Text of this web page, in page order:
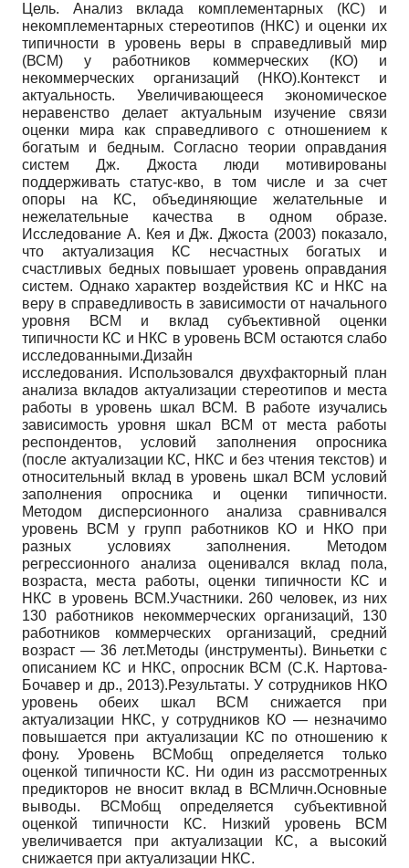
Цель. Анализ вклада комплементарных (КС) и
некомплементарных стереотипов (НКС) и оценки их
типичности в уровень веры в справедливый мир
(ВСМ) у работников коммерческих (КО) и
некоммерческих организаций (НКО).Контекст и
актуальность. Увеличивающееся экономическое
неравенство делает актуальным изучение связи
оценки мира как справедливого с отношением к
богатым и бедным. Согласно теории оправдания
систем Дж. Джоста люди мотивированы
поддерживать статус-кво, в том числе и за счет
опоры на КС, объединяющие желательные и
нежелательные качества в одном образе.
Исследование А. Кея и Дж. Джоста (2003) показало,
что актуализация КС несчастных богатых и
счастливых бедных повышает уровень оправдания
систем. Однако характер воздействия КС и НКС на
веру в справедливость в зависимости от начального
уровня ВСМ и вклад субъективной оценки
типичности КС и НКС в уровень ВСМ остаются слабо
исследованными.Дизайн
исследования. Использовался двухфакторный план
анализа вкладов актуализации стереотипов и места
работы в уровень шкал ВСМ. В работе изучались
зависимость уровня шкал ВСМ от места работы
респондентов, условий заполнения опросника
(после актуализации КС, НКС и без чтения текстов) и
относительный вклад в уровень шкал ВСМ условий
заполнения опросника и оценки типичности.
Методом дисперсионного анализа сравнивался
уровень ВСМ у групп работников КО и НКО при
разных условиях заполнения. Методом
регрессионного анализа оценивался вклад пола,
возраста, места работы, оценки типичности КС и
НКС в уровень ВСМ.Участники. 260 человек, из них
130 работников некоммерческих организаций, 130
работников коммерческих организаций, средний
возраст — 36 лет.Методы (инструменты). Виньетки с
описанием КС и НКС, опросник ВСМ (С.К. Нартова-
Бочавер и др., 2013).Результаты. У сотрудников НКО
уровень обеих шкал ВСМ снижается при
актуализации НКС, у сотрудников КО — незначимо
повышается при актуализации КС по отношению к
фону. Уровень ВСМобщ определяется только
оценкой типичности КС. Ни один из рассмотренных
предикторов не вносит вклад в ВСМличн.Основные
выводы. ВСМобщ определяется субъективной
оценкой типичности КС. Низкий уровень ВСМ
увеличивается при актуализации КС, а высокий
снижается при актуализации НКС.